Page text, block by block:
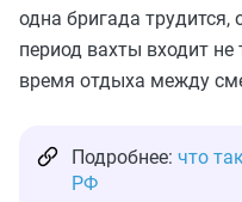
одна бригада
период вахты входит
время отдыха между
Подробнее: что
РФ